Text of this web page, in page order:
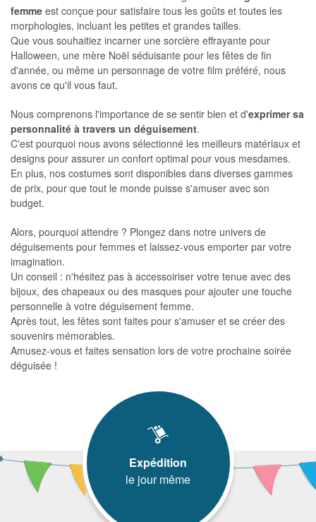
femme est conçue pour satisfaire tous les goûts et toutes les
morphologies, incluant les petites et grandes tailles.
Que vous souhaitiez incarner une sorcière effrayante pour
Halloween, une mère Noël séduisante pour les fêtes de fin
d'année, ou même un personnage de votre film préféré, nous
avons ce qu'il vous faut.
Nous comprenons l'importance de se sentir bien et d'exprimer sa
personnalité à travers un déguisement.
C'est pourquoi nous avons sélectionné les meilleurs matériaux et
designs pour assurer un confort optimal pour vous mesdames.
En plus, nos costumes sont disponibles dans diverses gammes
de prix, pour que tout le monde puisse s'amuser avec son
budget.
Alors, pourquoi attendre ? Plongez dans notre univers de
déguisements pour femmes et laissez-vous emporter par votre
imagination.
Un conseil : n'hésitez pas à accessoiriser votre tenue avec des
bijoux, des chapeaux ou des masques pour ajouter une touche
personnelle à votre déguisement femme.
Après tout, les fêtes sont faites pour s'amuser et se créer des
souvenirs mémorables.
Amusez-vous et faites sensation lors de votre prochaine soirée
déguisée !
Expédition
le jour même